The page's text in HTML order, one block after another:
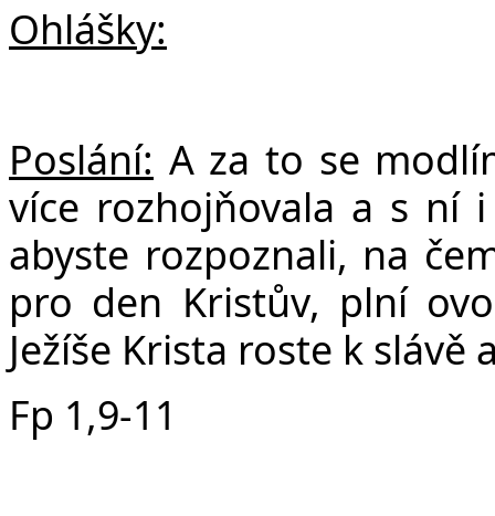
Ohlášky:
Poslání: A za to se
více rozhojňovala a s ní
abyste rozpoznali, na
pro den Kristův, plní
Ježíše Krista roste k slávě
Fp 1,9-11